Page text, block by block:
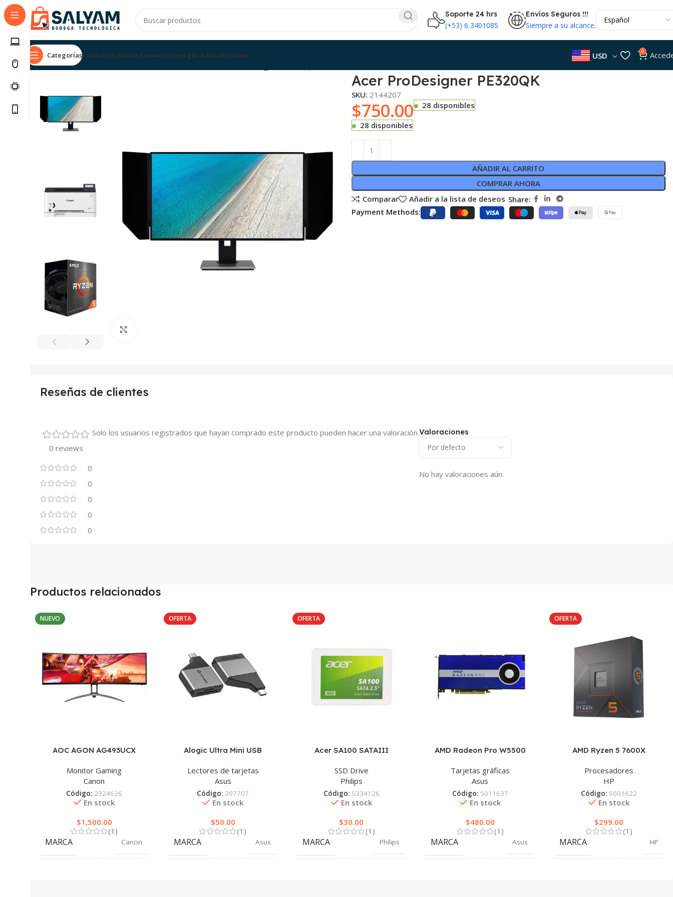
Soporte 24 hrs
(+53) 6 3401085
Envíos Seguros !!!
Siempre a su alcance.
CategoríasProductos¿Dónde Estamos?Entregas & Devoluciones USD 0
Inicio Ordenadores & Oficina
Acer ProDesigner PE320QK
SKU: 2144207
$750.00
28 disponibles
28 disponibles
AÑADIR AL CARRITO
COMPRAR AHORA
Comparar
Añadir a la lista de deseos Share:
Payment Methods:
Reseñas de clientes
0 reviews
0
0
0
0
0
Valoraciones
No hay valoraciones aún.
Solo los usuarios registrados que hayan comprado este producto pueden hacer una valoración.
Productos relacionados
NUEVO
AOC AGON AG493UCX
Monitor Gaming
Canon
Código: 2324626
En stock
$1,500.00
(1)
MARCA Canon
OFERTA
Alogic Ultra Mini USB
Lectores de tarjetas
Asus
Código: 397707
En stock
$50.00
(1)
MARCA Asus
OFERTA
Acer SA100 SATAIII
SSD Drive
Philips
Código: 5334126
En stock
$30.00
(1)
MARCA Philips
AMD Radeon Pro W5500
Tarjetas gráficas
Asus
Código: 5011637
En stock
$480.00
(1)
MARCA Asus
OFERTA
AMD Ryzen 5 7600X
Procesadores
HP
Código: 5001622
En stock
$299.00
(1)
MARCA HP